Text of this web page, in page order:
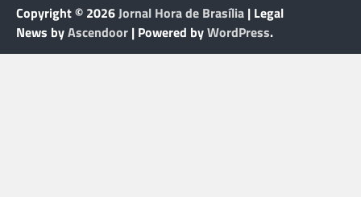
Copyright © 2026Jornal Hora de Brasília | Legal
News byAscendoor | Powered byWordPress.